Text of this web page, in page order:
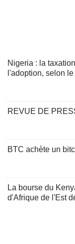
Nigeria : la
l'adoption, selon
REVUE DE
BTC achète un
La bourse du
d'Afrique de l'Est